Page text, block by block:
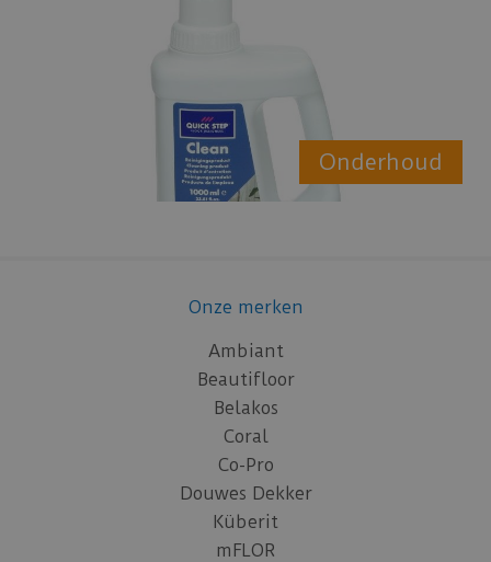
Onderhoud
Onze merken
Ambiant
Beautifloor
Belakos
Coral
Co-Pro
Douwes Dekker
Küberit
mFLOR